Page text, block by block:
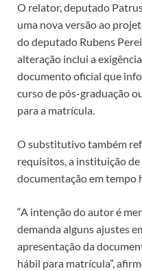
O relator, deputado
uma nova versão ao
do deputado Rubens
alteração inclui a
documento oficial que
curso de pós-graduação
para a matrícula.
O substitutivotambém
requisitos, a instituição
documentação em tempo
“A intenção do autor é
demanda alguns ajustes
apresentação da
hábil para matrícula”,